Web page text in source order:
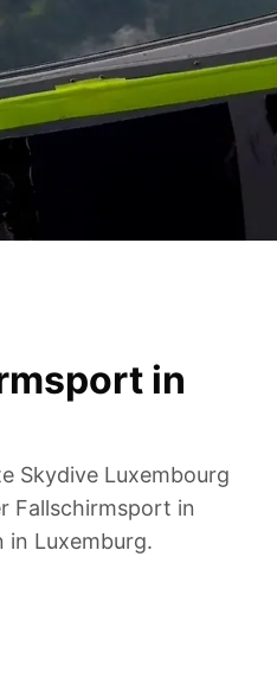
in
Skydive Luxembourg
Fallschirmsport in
in Luxemburg.